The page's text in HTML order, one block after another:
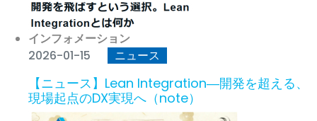
インフォメーション
2026-01-15
ニュース
【ニュース】Lean Integration―開発を超える、
現場起点のDX実現へ（note）